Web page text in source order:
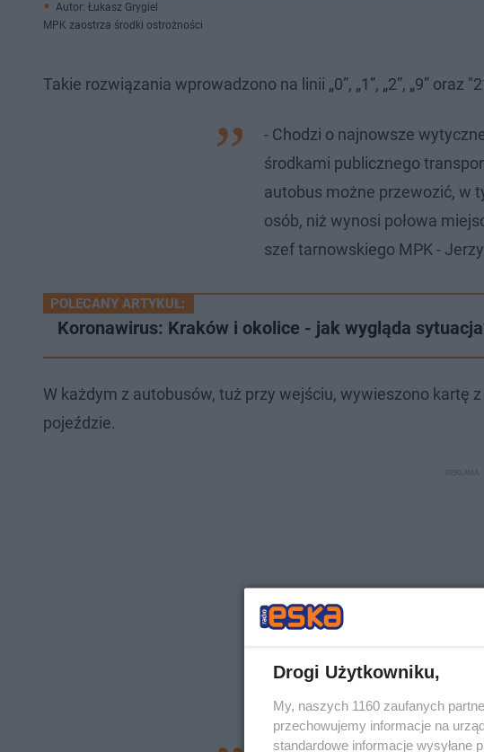
Autor: Łukasz Grygiel
MPK zaostrza środki ostrożności
Takie rozwiązania wprowadzono na linii „0”, „1”, „2”, „9” oraz
- Chodzi o najnowsze
środkami publicznego
autobus możne przewozić, w
osób, niż wynosi połowa
szef tarnowskiego MPK -
POLECANY ARTYKUŁ:
Koronawirus: Kraków i okolice - jak wygląda
W każdym z autobusów, tuż przy wejściu, wywieszono kartę
pojeździe.
Drogi Użytkowniku,
My, naszych 1160 zaufanych
przechowujemy informacje na
standardowe informacje wysyłane